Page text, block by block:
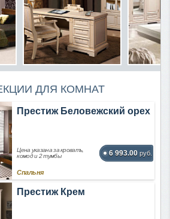
ДЛЯ КОМНАТ
Престиж Беловежский орех
Цена указана за кровать,
комод и 2 тумбы
6 993.00 руб.
Спальня
Престиж Крем